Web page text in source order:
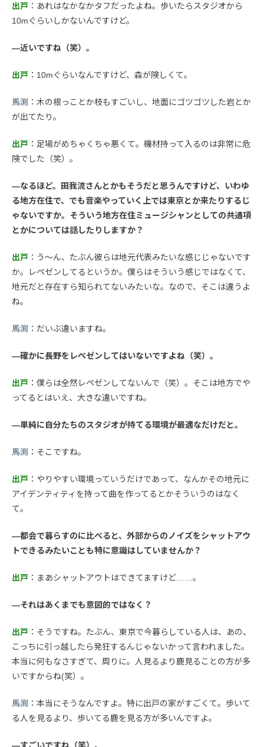
出戸 ：あれはなかなかタフだったよね。歩いたらスタジオから
10mぐらいしかないんですけど。
—近いですね（笑）。
出戸 ：10mぐらいなんですけど、森が険しくて。
馬渕 ：木の根っことか枝もすごいし、地面にゴツゴツした岩とか
が出てたり。
出戸 ：足場がめちゃくちゃ悪くて。機材持って入るのは非常に危
険でした（笑）。
—なるほど。田我流さんとかもそうだと思うんですけど、いわゆ
る地方在住で、でも音楽やっていく上では東京とか来たりするじ
ゃないですか。そういう地方在住ミュージシャンとしての共通項
とかについては話したりしますか？
出戸 ：う〜ん、たぶん彼らは地元代表みたいな感じじゃないです
か。レペゼンしてるというか。僕らはそういう感じではなくて、
地元だと存在すら知られてないみたいな。なので、そこは違うよ
ね。
馬渕 ：だいぶ違いますね。
—確かに長野をレペゼンしてはいないですよね（笑）。
出戸 ：僕らは全然レペゼンしてないんで（笑）。そこは地方でや
ってるとはいえ、大きな違いですね。
—単純に自分たちのスタジオが持てる環境が最適なだけだと。
馬渕 ：そこですね。
出戸 ：やりやすい環境っていうだけであって、なんかその地元に
アイデンティティを持って曲を作ってるとかそういうのはなく
て。
—都会で暮らすのに比べると、外部からのノイズをシャットアウ
トできるみたいことも特に意識はしていませんか？
出戸 ：まあシャットアウトはできてますけど……。
—それはあくまでも意図的ではなく？
出戸 ：そうですね。たぶん、東京で今暮らしている人は、あの、
こっちに引っ越したら発狂するんじゃないかって言われました。
本当に何もなさすぎて、周りに。人見るより鹿見ることの方が多
いですからね(笑）。
馬渕 ：本当にそうなんですよ。特に出戸の家がすごくて。歩いて
る人を見るより、歩いてる鹿を見る方が多いんですよ。
—すごいですね（笑）。